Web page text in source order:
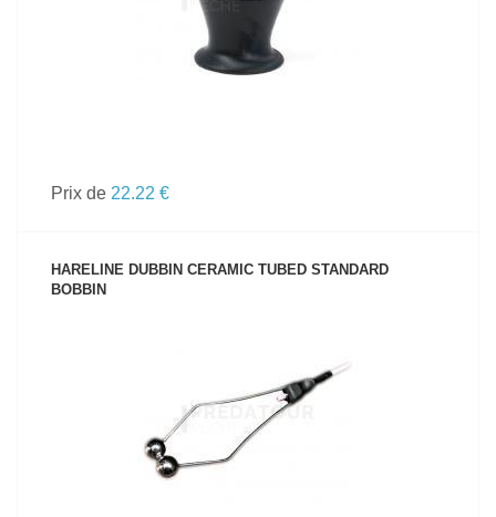
Prix de 22.22 €
HARELINE DUBBIN CERAMIC TUBED STANDARD
BOBBIN
VOIR LE PRODUIT